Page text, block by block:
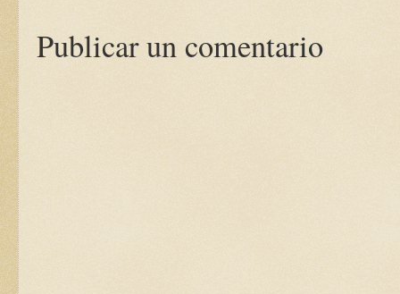
Publicar un comentario